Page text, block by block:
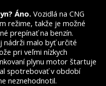
Áno. Vozidlá na CNG
režime, takže je možné
prepínať na benzín.
nádrži malo byť určité
pri veľmi nízkych
plynu motor štartuje
spotrebovať v období
neznehodnotil.